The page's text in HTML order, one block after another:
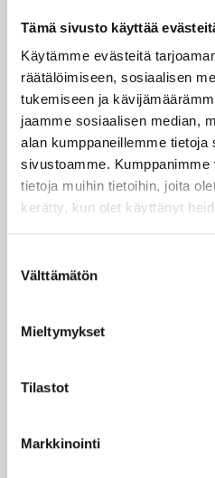
Tämä sivusto käyttää
Käytämme evästeitä
räätälöimiseen, sosiaalisen
tukemiseen ja
jaamme sosiaalisen median,
alan kumppaneillemme tietoja
sivustoamme. Kumppanimme
tietoja muihin tietoihin, joita
kerätty, kun olet käyttänyt
valinta
Välttämätön
Mieltymykset
Tilastot
Markkinointi
Yhteystiedot
Dressmann.com/fi
721@dressmann.com
+358404876721
KRS 1
KATSO